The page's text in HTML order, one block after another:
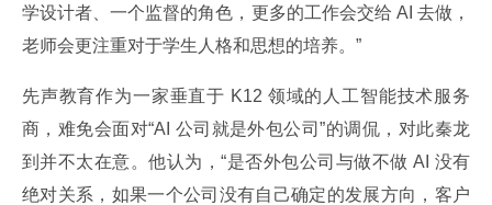
学设计者、一个监督的角色，更多的工作会交给 AI 去做，
老师会更注重对于学生人格和思想的培养。”
先声教育作为一家垂直于 K12 领域的人工智能技术服务
商，难免会面对“AI 公司就是外包公司”的调侃，对此秦龙
到并不太在意。他认为，“是否外包公司与做不做 AI 没有
绝对关系，如果一个公司没有自己确定的发展方向，客户